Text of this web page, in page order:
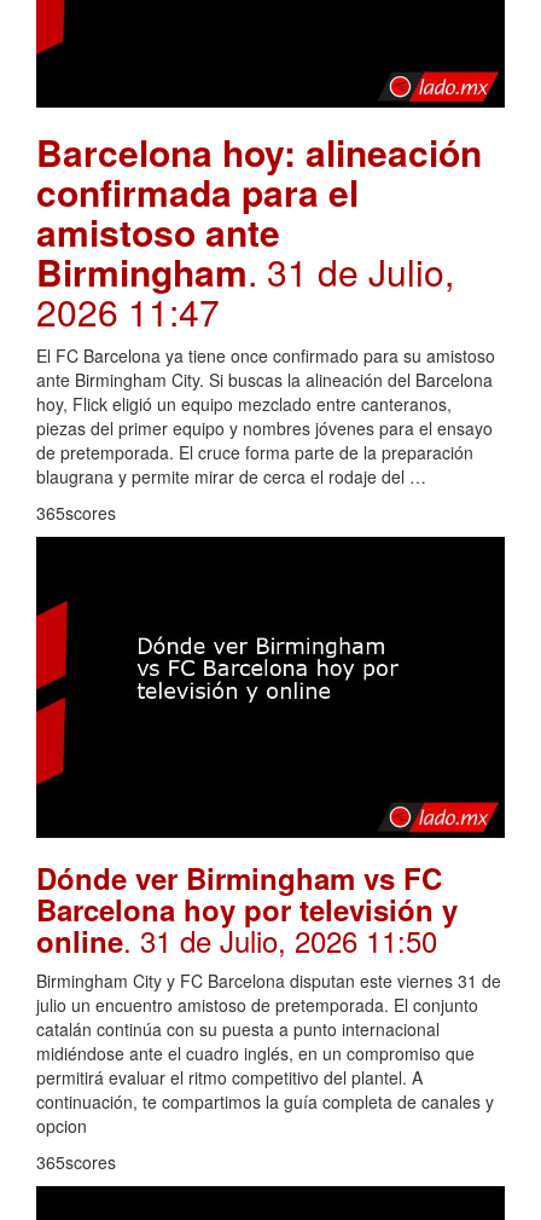
Barcelona hoy: alineación
confirmada para el
amistoso ante
Birmingham. 31 de Julio,
2026 11:47
El FC Barcelona ya tiene once confirmado para su amistoso
ante Birmingham City. Si buscas la alineación del Barcelona
hoy, Flick eligió un equipo mezclado entre canteranos,
piezas del primer equipo y nombres jóvenes para el ensayo
de pretemporada. El cruce forma parte de la preparación
blaugrana y permite mirar de cerca el rodaje del …
365scores
Dónde ver Birmingham vs FC
Barcelona hoy por televisión y
online. 31 de Julio, 2026 11:50
Birmingham City y FC Barcelona disputan este viernes 31 de
julio un encuentro amistoso de pretemporada. El conjunto
catalán continúa con su puesta a punto internacional
midiéndose ante el cuadro inglés, en un compromiso que
permitirá evaluar el ritmo competitivo del plantel. A
continuación, te compartimos la guía completa de canales y
opcion
365scores